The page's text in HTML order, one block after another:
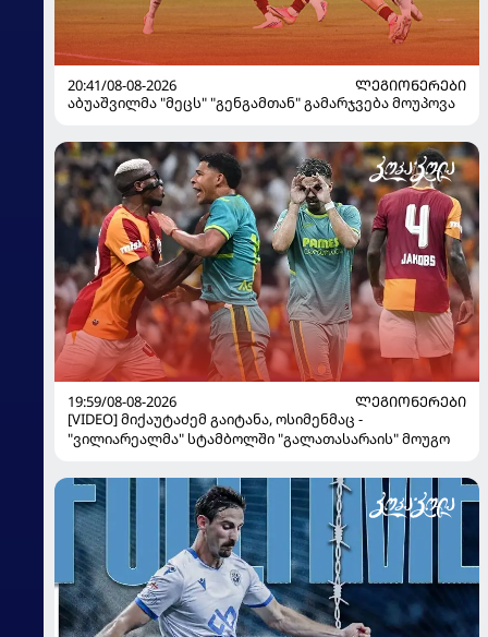
20:41/08-08-2026
ᲚᲔᲒᲘᲝᲜᲔᲠᲔᲑᲘ
აბუაშვილმა "მეცს" "გენგამთან" გამარჯვება მოუპოვა
19:59/08-08-2026
ᲚᲔᲒᲘᲝᲜᲔᲠᲔᲑᲘ
[VIDEO] მიქაუტაძემ გაიტანა, ოსიმენმაც -
"ვილიარეალმა" სტამბოლში "გალათასარაის" მოუგო